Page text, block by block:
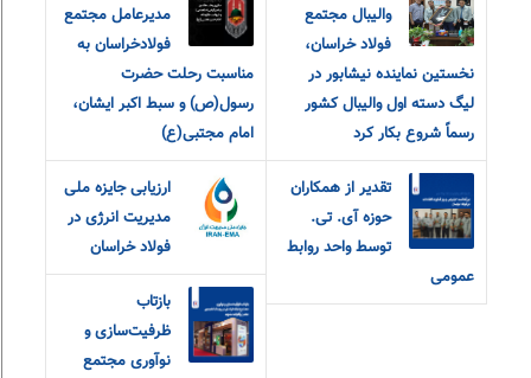
والیبال مجتمع
فولاد خراسان،
نخستین نماینده نیشابور در
لیگ دسته اول والیبال کشور
رسماً شروع بکار کرد
مدیرعامل مجتمع
فولاد‌خراسان به
مناسبت رحلت حضرت
رسول(ص) و سبط اکبر ایشان،
امام مجتبی(ع)
تقدیر از همکاران
حوزه آی. تی.
توسط واحد روابط
عمومی
ارزیابی جایزه ملی
مدیریت انرژی در
فولاد خراسان
بازتاب
ظرفیت‌سازی و
نوآوری مجتمع